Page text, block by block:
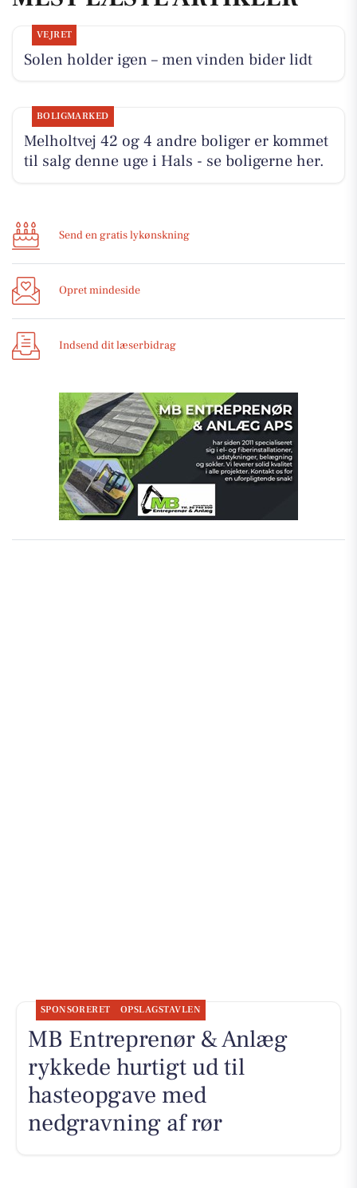
VEJRET
Solen holder igen – men vinden bider lidt
BOLIGMARKED
Melholtvej 42 og 4 andre boliger er kommet
til salg denne uge i Hals - se boligerne her.
Send en gratis lykønskning
Opret mindeside
Indsend dit læserbidrag
SPONSORERET OPSLAGSTAVLEN
MB Entreprenør & Anlæg
rykkede hurtigt ud til
hasteopgave med
nedgravning af rør